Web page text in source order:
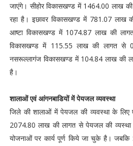
जाएंगे। सीहोर विकासखण्‍ड में 1464.00 लाख
रहा है। इछावर विकासखण्‍ड में 781.07 लाख
आष्‍टा विकासखण्‍ड में 1074.87 लाख की
विकासखण्‍ड में 115.55 लाख की लागत से
नसरूल्‍लागंज विकासखण्‍ड में 104.84 लाख की
है।
शालाओं एवं आंगनबाडियों में पेयजल व्‍यवस्‍था
जिले की शालाओं में पेयजल की व्‍यवस्‍था के लिए
2074.80 लाख की लागत से पेयजल की व्‍यस्‍था
योजनाओं पर कार्य पूर्ण किये जा चुके है।